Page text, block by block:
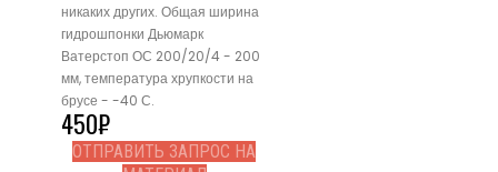
никаких других. Общая ширина
гидрошпонки Дьюмарк
Ватерстоп ОС 200/20/4 - 200
мм, температура хрупкости на
брусе - -40 С.
450₽
ОТПРАВИТЬ ЗАПРОС НА